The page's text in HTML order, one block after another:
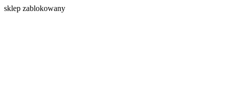
sklep zablokowany